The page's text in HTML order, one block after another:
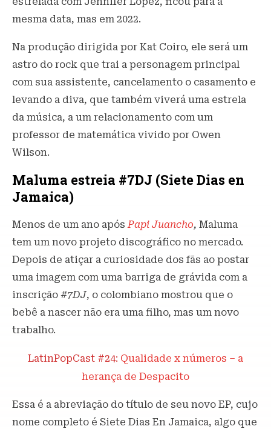
mesma data, mas em 2022.
Na produção dirigida por Kat Coiro, ele será um
astro do rock que trai a personagem principal
com sua assistente, cancelamento o casamento e
levando a diva, que também viverá uma estrela
da música, a um relacionamento com um
professor de matemática vivido por Owen
Wilson.
Maluma estreia #7DJ (Siete Dias en
Jamaica)
Menos de um ano apósPapi Juancho, Maluma
tem um novo projeto discográfico no mercado.
Depois de atiçar a curiosidade dos fãs ao postar
uma imagem com uma barriga de grávida com a
inscrição #7DJ, o colombiano mostrou que o
bebê a nascer não era uma filho, mas um novo
trabalho.
LatinPopCast #24: Qualidade x números – a
herança de Despacito
Essa é a abreviação do título de seu novo EP, cujo
nome completo é Siete Dias En Jamaica, algo que